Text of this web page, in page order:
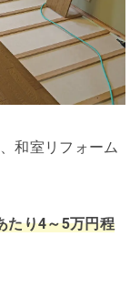
和室リフォーム
たり4～5万円程